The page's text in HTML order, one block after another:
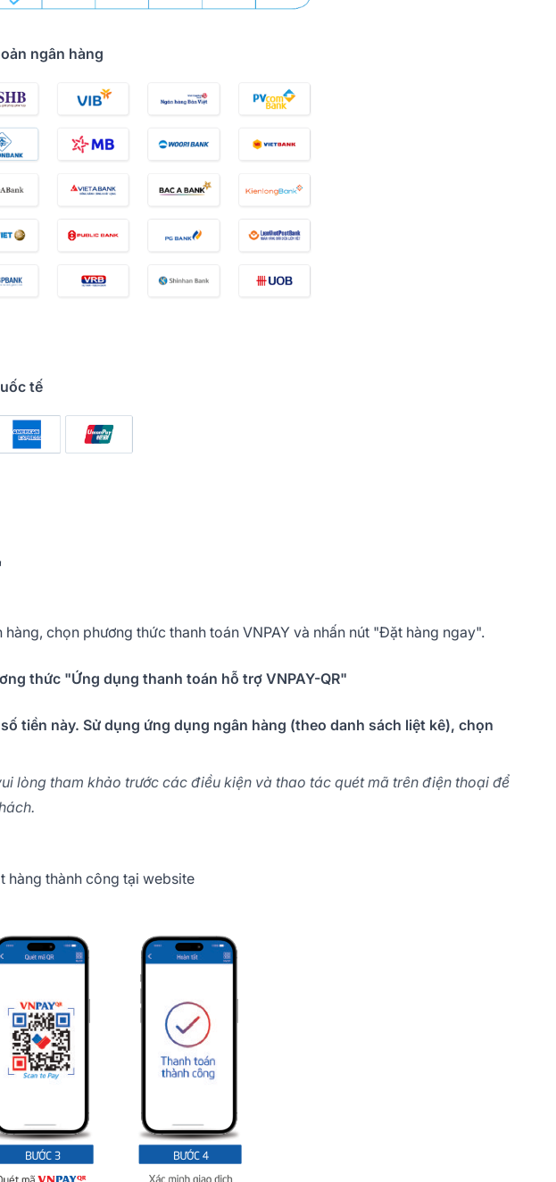
ngân hàng
tế
chọn phương thức thanh toán VNPAY và nhấn nút "Đặt hàng ngay".
thức "Ứng dụng thanh toán hỗ trợ VNPAY-QR"
tiền này. Sử dụng ứng dụng ngân hàng (theo danh sách liệt kê), chọn
lòng tham khảo trước các điều kiện và thao tác quét mã trên điện thoại để
hàng thành công tại website